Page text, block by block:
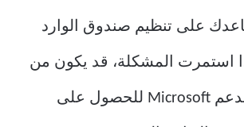
على تنظيم صندوق الوارد
استمرت المشكلة، قد يكون من
المفيد الاتصال بدعم Microsoft للحصول على